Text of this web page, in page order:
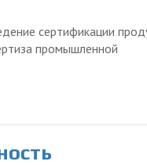
сертификации
промышленной